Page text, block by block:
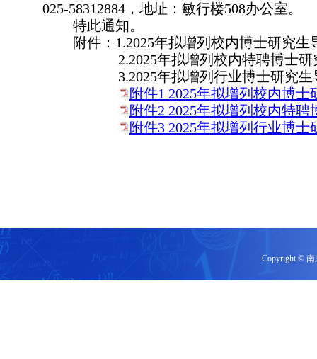
025-58312884 ，地址：敏行楼508办公室。
特此通知。
附件： 1.2025年拟增列校内博士研究生
2.2025年拟增列校内特聘博士
3.2025年拟增列行业博士研究生
附件1 2025年拟增列校内博
附件2 2025年拟增列校内特
附件3 2025年拟增列行业博
Copyright ©